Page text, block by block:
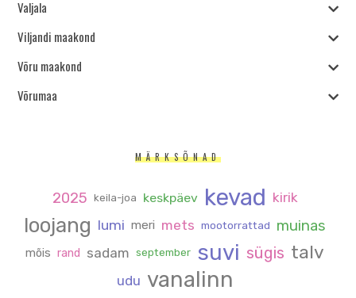
Valjala
Viljandi maakond
Võru maakond
Võrumaa
MÄRKSÕNAD
2025 keila-joa keskpäev kevad kirik
loojang lumi meri mets mootorrattad muinas
mõis rand sadam september suvi sügis talv
udu vanalinn